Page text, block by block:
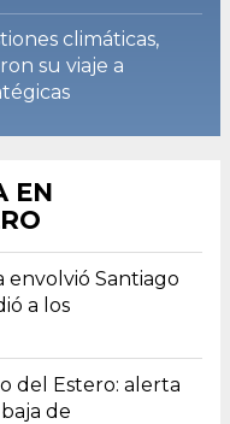
climáticas,
su viaje a
EN
envolvió Santiago
a los
del Estero: alerta
de